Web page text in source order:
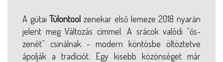
A gútaiTúlontool zenekar első lemeze 2018 nyarán
jelent meg Változás címmel. A srácok valódi “ős-
zenét” csinálnak - modern köntösbe öltöztetve
ápolják a tradíciót. Egy kisebb közönséget már